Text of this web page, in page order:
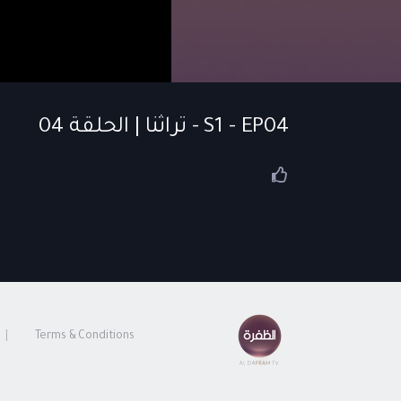
S1 - EP04 - تراثنا | الحلقة 04
Terms & Conditions